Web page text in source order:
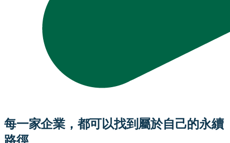
每一家企業，都可以找到屬於自己的永續